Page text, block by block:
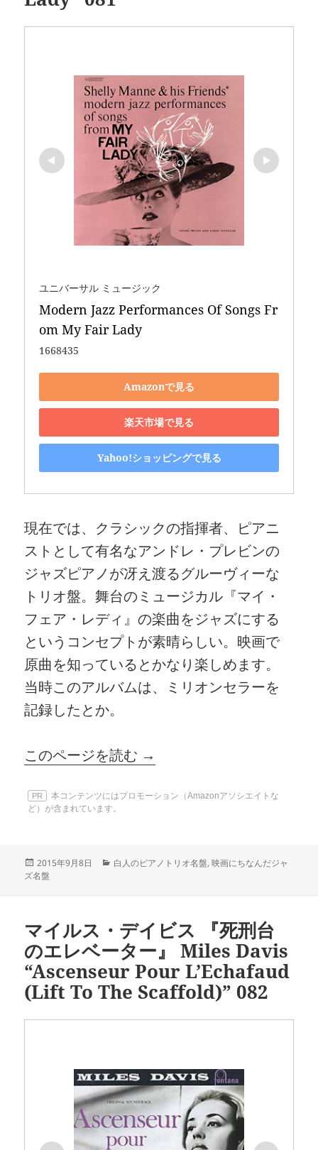
ユニバーサル ミュージック
Modern Jazz Performances Of Songs Fr
om My Fair Lady
1668435
Amazonで見る
楽天市場で見る
Yahoo!ショッピングで見る
現在では、クラシックの指揮者、ピアニ
ストとして有名なアンドレ・プレビンの
ジャズピアノが冴え渡るグルーヴィーな
トリオ盤。舞台のミュージカル『マイ・
フェア・レディ』の楽曲をジャズにする
というコンセプトが素晴らしい。映画で
原曲を知っているとかなり楽しめます。
当時このアルバムは、ミリオンセラーを
記録したとか。
このページを読む →
PR
本コンテンツにはプロモーション（Amazonアソシエイトな
ど）が含まれています。
投
稿
2015年9月8日
カ
白人のピアノトリオ名盤,映画にちなんだジャ
ズ名盤
マイルス・デイビス 『死刑台
のエレベーター』 Miles Davis
“Ascenseur Pour L’Echafaud
(Lift To The Scaffold)” 082